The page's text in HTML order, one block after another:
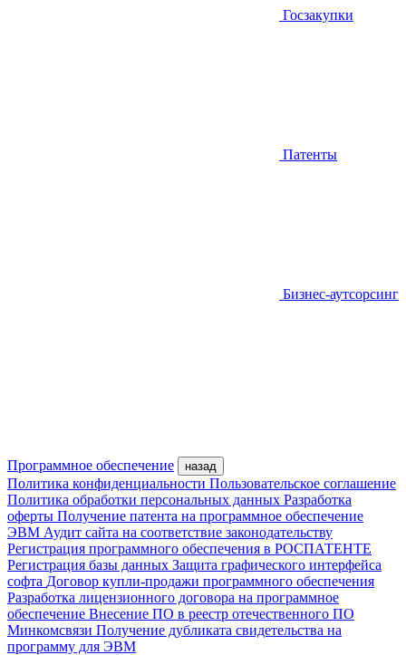
Госзакупки
Патенты
Бизнес-аутсорсинг
Программное обеспечение назад
Политика конфиденциальности Пользовательское соглашение
Политика обработки персональных данных Разработка
оферты Получение патента на программное обеспечение
ЭВМ Аудит сайта на соответствие законодательству
Регистрация программного обеспечения в РОСПАТЕНТЕ
Регистрация базы данных Защита графического интерфейса
софта Договор купли-продажи программного обеспечения
Разработка лицензионного договора на программное
обеспечение Внесение ПО в реестр отечественного ПО
Минкомсвязи Получение дубликата свидетельства на
программу для ЭВМ